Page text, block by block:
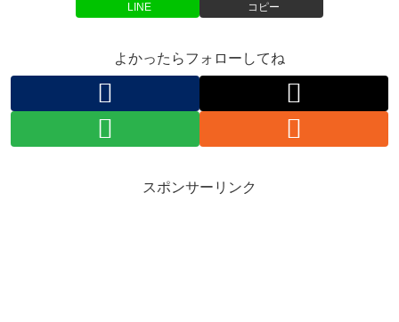
LINE コピー
よかったらフォローしてね
スポンサーリンク